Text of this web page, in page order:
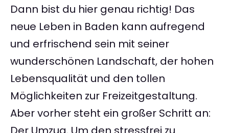
Dann bist du hier genau richtig! Das
neue Leben in Baden kann aufregend
und erfrischend sein mit seiner
wunderschönen Landschaft, der hohen
Lebensqualität und den tollen
Möglichkeiten zur Freizeitgestaltung.
Aber vorher steht ein großer Schritt an: